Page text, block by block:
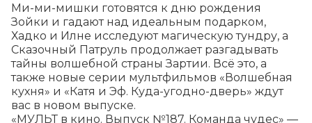
Ми-ми-мишки готовятся к дню рождения
Зойки и гадают над идеальным подарком,
Хадко и Илне исследуют магическую тундру, а
Сказочный Патруль продолжает разгадывать
тайны волшебной страны Зартии. Всё это, а
также новые серии мультфильмов «Волшебная
кухня» и «Катя и Эф. Куда-угодно-дверь» ждут
вас в новом выпуске.
«МУЛЬТ в кино. Выпуск №187. Команда чудес» —